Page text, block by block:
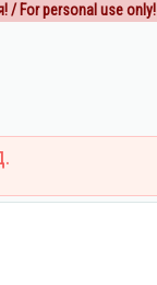
/ For personal use only!